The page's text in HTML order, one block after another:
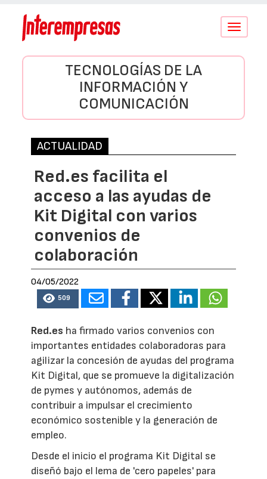
Conmutar
TECNOLOGÍAS DE LA
INFORMACIÓN Y
COMUNICACIÓN
ACTUALIDAD
Red.es facilita el
acceso a las ayudas de
Kit Digital con varios
convenios de
colaboración
04/05/2022
509
Red.es ha firmado varios convenios con
importantes entidades colaboradoras para
agilizar la concesión de ayudas del programa
Kit Digital, que se promueve la digitalización
de pymes y autónomos, además de
contribuir a impulsar el crecimiento
económico sostenible y la generación de
empleo.
Desde el inicio el programa Kit Digital se
diseñó bajo el lema de 'cero papeles' para